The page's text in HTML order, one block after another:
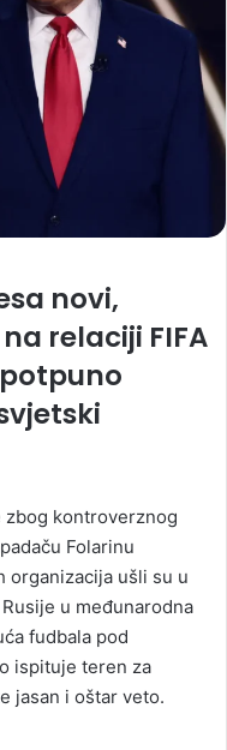
novi,
relaciji FIFA
zbog kontroverznog
Folarinu
organizacija ušli su u
u međunarodna
fudbala pod
ispituje teren za
jasan i oštar veto.